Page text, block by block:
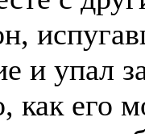
и упал
как его